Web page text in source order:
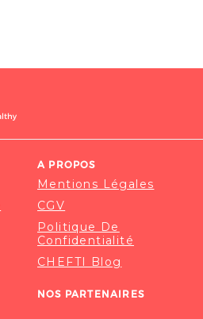
A PROPOS
Mentions Légales
CGV
Politique De
Confidentialité
CHEFTI Blog
NOS PARTENAIRES